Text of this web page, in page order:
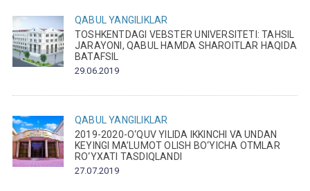
QABUL
YANGILIKLAR
TOSHKENTDAGI VEBSTER UNIVERSITETI: TAHSIL
JARAYONI, QABUL HAMDA SHAROITLAR HAQIDA
BATAFSIL
29.06.2019
QABUL
YANGILIKLAR
2019-2020-O‘QUV YILIDA IKKINCHI VA UNDAN
KEYINGI MA’LUMOT OLISH BO‘YICHA OTMLAR
RO‘YXATI TASDIQLANDI
27.07.2019